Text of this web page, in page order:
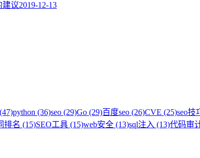
建议2019-12-13
python (36)seo (29)Go (29)百度seo (26)CVE (25)seo技
排名 (15)SEO工具 (15)web安全 (13)sql注入 (13)代码审